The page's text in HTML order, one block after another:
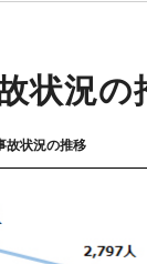
設サイト
・高規格救急
状況の
故状況の推移